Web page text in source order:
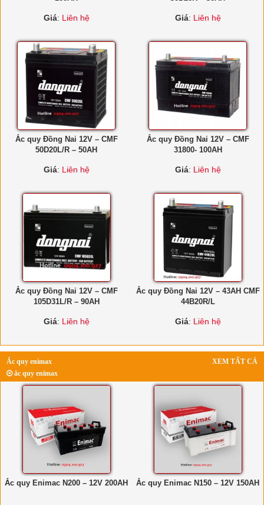
Giá: Liên hệ Giá: Liên hệ
Ắc quy Đồng Nai 12V – CMF
50D20L/R – 50AH
Giá: Liên hệ
Ắc quy Đồng Nai 12V – CMF
31800- 100AH
Giá: Liên hệ
Ắc quy Đồng Nai 12V – CMF
105D31L/R – 90AH
Giá: Liên hệ
Ắc quy Đồng Nai 12V – 43AH CMF
44B20R/L
Giá: Liên hệ
Ắc quy enimax
XEM TẤT CẢ
ắc quy enimax
Ắc quy Enimac N200 – 12V 200AH Ắc quy Enimac N150 – 12V 150AH